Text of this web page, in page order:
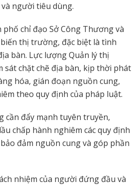
người tiêu dùng.
chỉ đạo Sở Công Thương và
thị trường, đặc biệt là tình
bàn. Lực lượng Quản lý thị
chặt chẽ địa bàn, kịp thời phát
hóa, gián đoạn nguồn cung,
theo quy định của pháp luật.
cần đẩy mạnh tuyên truyền,
chấp hành nghiêm các quy định
đảm nguồn cung và góp phần
nhiệm của người đứng đầu và